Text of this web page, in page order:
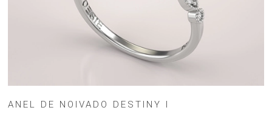
ANEL DE NOIVADO DESTINY I